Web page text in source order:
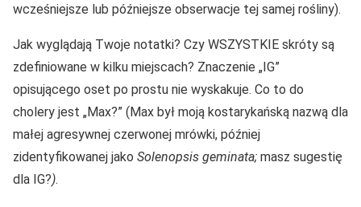
wcześniejsze lub późniejsze obserwacje tej samej rośliny).
Jak wyglądają Twoje notatki? Czy WSZYSTKIE skróty są
zdefiniowane w kilku miejscach? Znaczenie „IG”
opisującego oset po prostu nie wyskakuje. Co to do
cholery jest „Max?” (Max był moją kostarykańską nazwą dla
małej agresywnej czerwonej mrówki, później
zidentyfikowanej jako Solenopsis geminata; masz sugestię
dla IG?).